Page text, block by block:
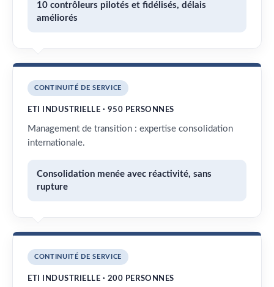
10 contrôleurs pilotés et fidélisés, délais
améliorés
CONTINUITÉ DE SERVICE
ETI INDUSTRIELLE · 950 PERSONNES
Management de transition : expertise consolidation
internationale.
Consolidation menée avec réactivité, sans
rupture
CONTINUITÉ DE SERVICE
ETI INDUSTRIELLE · 200 PERSONNES